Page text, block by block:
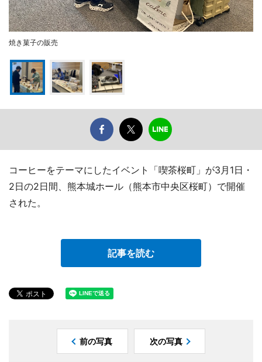
焼き菓子の販売
コーヒーをテーマにしたイベント「喫茶桜町」が3月1日・
2日の2日間、熊本城ホール（熊本市中央区桜町）で開催
された。
記事を読む
前の写真 次の写真